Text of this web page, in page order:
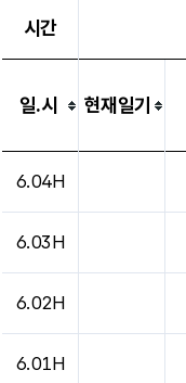
시간
일.시 현재일기
6.04H
6.03H
6.02H
6.01H